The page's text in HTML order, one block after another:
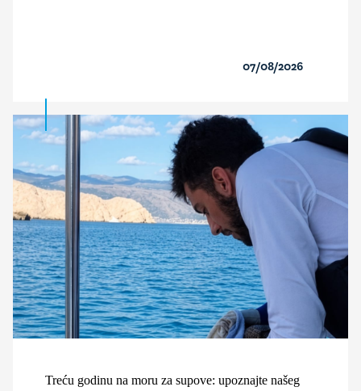
07/08/2026
Treću godinu na moru za supove: upoznajte našeg